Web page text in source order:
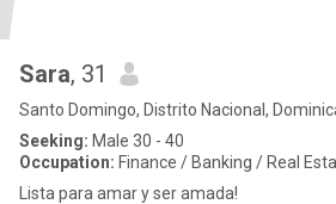
Sara, 31
Santo Domingo, Distrito Nacional,
Seeking: Male 30 - 40
Occupation: Finance / Banking / Real
Lista para amar y ser amada!